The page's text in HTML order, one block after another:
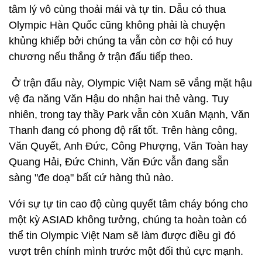
tâm lý vô cùng thoải mái và tự tin. Dẫu có thua
Olympic Hàn Quốc cũng không phải là chuyện
khủng khiếp bởi chúng ta vẫn còn cơ hội có huy
chương nếu thắng ở trận đấu tiếp theo.
Ở trận đấu này, Olympic Việt Nam sẽ vắng mặt hậu
vệ đa năng Văn Hậu do nhận hai thẻ vàng. Tuy
nhiên, trong tay thầy Park vẫn còn Xuân Mạnh, Văn
Thanh đang có phong độ rất tốt. Trên hàng công,
Văn Quyết, Anh Đức, Công Phượng, Văn Toàn hay
Quang Hải, Đức Chinh, Văn Đức vẫn đang sẵn
sàng "đe doạ" bất cứ hàng thủ nào.
Với sự tự tin cao độ cùng quyết tâm cháy bóng cho
một kỳ ASIAD không tưởng, chúng ta hoàn toàn có
thể tin Olympic Việt Nam sẽ làm được điều gì đó
vượt trên chính mình trước một đối thủ cực mạnh.